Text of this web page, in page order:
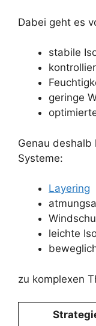
Dabei geht es
stabile
geringe
Genau
Systeme:
Layering
leichte
zu komplexen